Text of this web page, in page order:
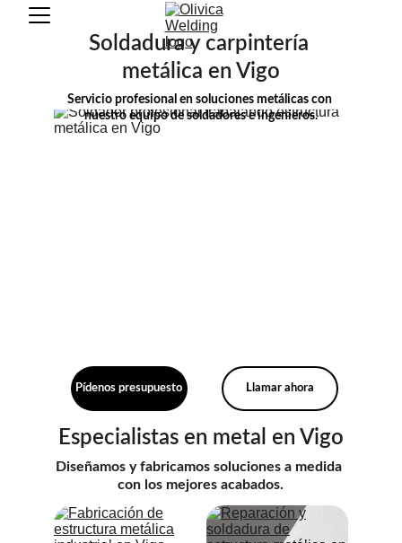
Soldadura y carpintería
metálica en Vigo
Servicio profesional en soluciones metálicas con
nuestro equipo de soldadores e ingenieros.
Pídenos presupuesto Llamar ahora
Especialistas en metal en Vigo
Diseñamos y fabricamos soluciones a medida
con los mejores acabados.